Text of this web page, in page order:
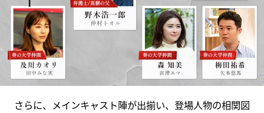
さらに、メインキャスト陣が出揃い、登場人物の相関図